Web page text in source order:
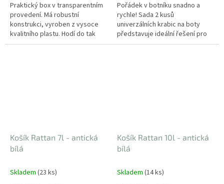
Praktický box v transparentním
provedení. Má robustní
konstrukci, vyroben z vysoce
kvalitního plastu. Hodí do tak
všech interiérů. má multifunkční
Pořádek v botníku snadno a
rychle! Sada 2 kusů
univerzálních krabic na boty
představuje ideální řešení pro
přehledné skladování obuvi v
Košík Rattan 7l - antická
bílá
Skladem (23 ks)
Košík Rattan 10l - antická
bílá
Skladem (14 ks)